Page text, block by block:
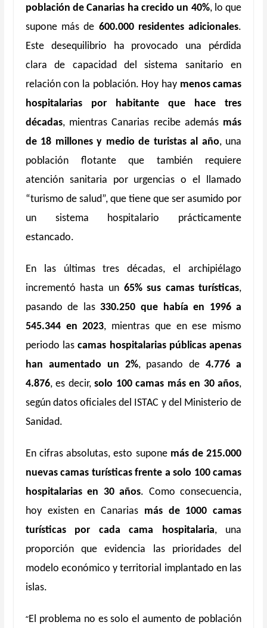
población de Canarias ha crecido un 40%, lo que
supone más de 600.000 residentes adicionales.
Este desequilibrio ha provocado una pérdida
clara de capacidad del sistema sanitario en
relación con la población. Hoy hay menos camas
hospitalarias por habitante que hace tres
décadas, mientras Canarias recibe además más
de 18 millones y medio de turistas al año, una
población flotante que también requiere
atención sanitaria por urgencias o el llamado
“turismo de salud”, que tiene que ser asumido por
un sistema hospitalario prácticamente
estancado.
En las últimas tres décadas, el archipiélago
incrementó hasta un 65% sus camas turísticas,
pasando de las330.250 que había en 1996 a
545.344 en 2023, mientras que en ese mismo
periodo lascamas hospitalarias públicas apenas
han aumentado un 2%, pasando de4.776 a
4.876, es decir,solo 100 camas más en 30 años,
según datos oficiales del ISTAC y del Ministerio de
Sanidad.
En cifras absolutas, esto supone más de 215.000
nuevas camas turísticas frente a solo 100 camas
hospitalarias en 30 años. Como consecuencia,
hoy existen en Canarias más de 1000 camas
turísticas por cada cama hospitalaria, una
proporción que evidencia las prioridades del
modelo económico y territorial implantado en las
islas.
“El problema no es solo el aumento de población